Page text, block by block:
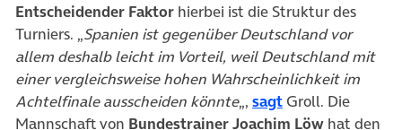
Entscheidender Faktor hierbei ist die Struktur des
Turniers. „Spanien ist gegenüber Deutschland vor
allem deshalb leicht im Vorteil, weil Deutschland mit
einer vergleichsweise hohen Wahrscheinlichkeit im
Achtelfinale ausscheiden könnte„, sagt(öffnet in neuem
Groll. Die
Mannschaft von Bundestrainer Joachim Löw hat den